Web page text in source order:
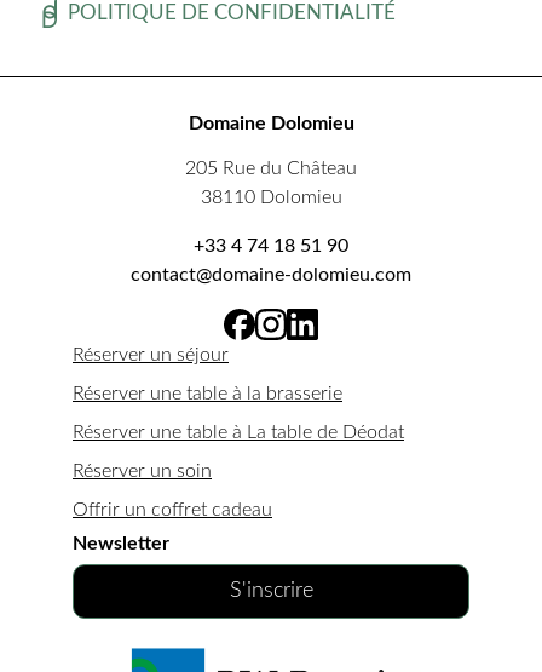
POLITIQUE DE CONFIDENTIALITÉ
Domaine Dolomieu
205 Rue du Château
38110 Dolomieu
+33 4 74 18 51 90
contact@domaine-dolomieu.com
Réserver un séjour
Réserver une table à la brasserie
Réserver une table à La table de Déodat
Réserver un soin
Offrir un coffret cadeau
Newsletter
S'inscrire